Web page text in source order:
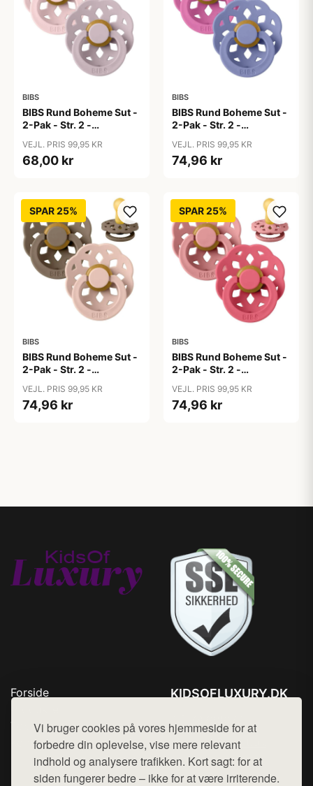
Vi bruger cookies på vores hjemmeside for at
forbedre din oplevelse, vise mere relevant
indhold og analysere trafikken. Kort sagt: for at
siden fungerer bedre – ikke for at være irriterende.
BIBS
BIBS Rund Boheme Sut -
2-Pak - Str. 2 -
Blossom/Dusky Lilac
VEJL. PRIS 99,95 KR
68,00 kr
BIBS
BIBS Rund Boheme Sut -
2-Pak - Str. 2 -
Bubblegum/Peri
VEJL. PRIS 99,95 KR
74,96 kr
SPAR 25%
BIBS
BIBS Rund Boheme Sut -
2-Pak - Str. 2 -
Oak/Blush
VEJL. PRIS 99,95 KR
74,96 kr
SPAR 25%
BIBS
BIBS Rund Boheme Sut -
2-Pak - Str. 2 -
Pink/Coral
VEJL. PRIS 99,95 KR
74,96 kr
Forside
Top Rabatter
Kontakt
KIDSOFLUXURY.DK
Mail: hej@want.dk
Cookie- og privatlivspolitik